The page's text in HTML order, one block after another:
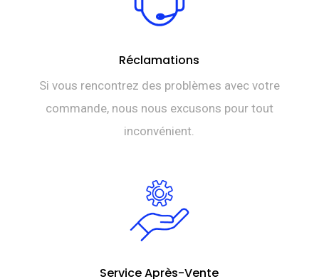
Réclamations
Si vous rencontrez des problèmes avec votre
commande, nous nous excusons pour tout
inconvénient.
Service Après-Vente